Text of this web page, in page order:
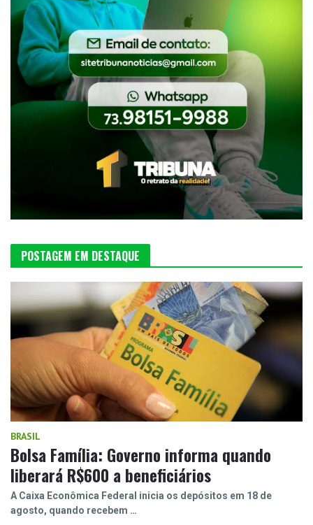
POSTAGEM EM DESTAQUE
BRASIL
Bolsa Família: Governo informa quando
liberará R$600 a beneficiários
A Caixa Econômica Federal inicia os depósitos em 18 de
agosto, quando recebem …